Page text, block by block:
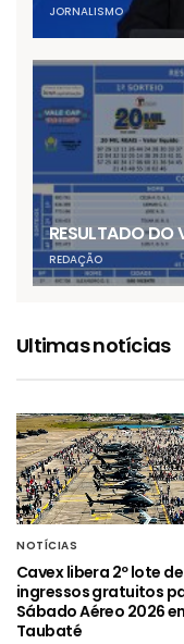
JORNALISMO
RESULTADO
REDAÇÃO
Ultimas notícias
NOTÍCIAS
Cavex libera 2º lote de
ingressos gratuitos
Sábado Aéreo 2026
Taubaté